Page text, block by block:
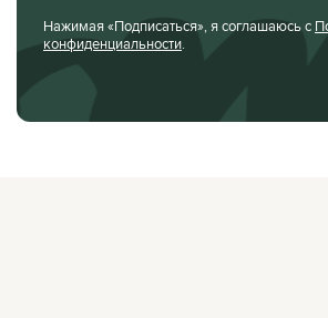
Нажимая «Подписаться», я соглашаюсь с
конфиденциальности.